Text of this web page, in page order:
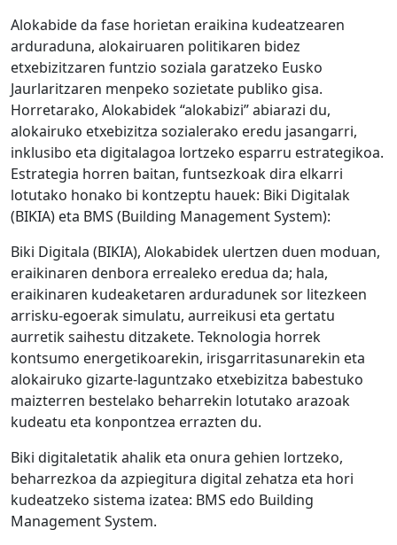
Alokabide da fase horietan eraikina kudeatzearen
arduraduna, alokairuaren politikaren bidez
etxebizitzaren funtzio soziala garatzeko Eusko
Jaurlaritzaren menpeko sozietate publiko gisa.
Horretarako, Alokabidek “alokabizi” abiarazi du,
alokairuko etxebizitza sozialerako eredu jasangarri,
inklusibo eta digitalagoa lortzeko esparru estrategikoa.
Estrategia horren baitan, funtsezkoak dira elkarri
lotutako honako bi kontzeptu hauek: Biki Digitalak
(BIKIA) eta BMS (Building Management System):
Biki Digitala (BIKIA), Alokabidek ulertzen duen moduan,
eraikinaren denbora errealeko eredua da; hala,
eraikinaren kudeaketaren arduradunek sor litezkeen
arrisku-egoerak simulatu, aurreikusi eta gertatu
aurretik saihestu ditzakete. Teknologia horrek
kontsumo energetikoarekin, irisgarritasunarekin eta
alokairuko gizarte-laguntzako etxebizitza babestuko
maizterren bestelako beharrekin lotutako arazoak
kudeatu eta konpontzea errazten du.
Biki digitaletatik ahalik eta onura gehien lortzeko,
beharrezkoa da azpiegitura digital zehatza eta hori
kudeatzeko sistema izatea: BMS edo Building
Management System.